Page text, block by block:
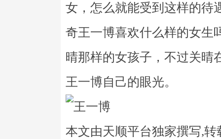
女，怎么就能受到这样的待
奇王一博喜欢什么样的女生
晴那样的女孩子，不过关晴
王一博自己的眼光。
本文由天顺平台独家撰写,转